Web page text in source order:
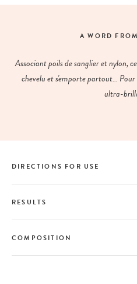
A WORD
Associant poils de sanglier et nylon,
chevelu et s'emporte partout...
ultra-
DIRECTIONS FOR USE
RESULTS
COMPOSITION